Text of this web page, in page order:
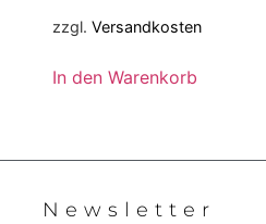
zzgl.Versandkosten
In den Warenkorb
Newsletter